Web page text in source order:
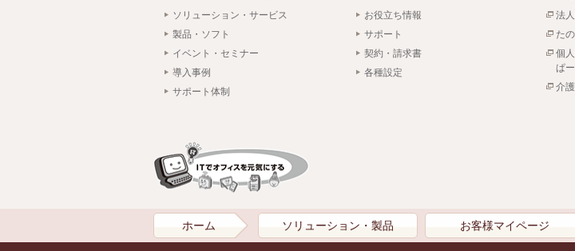
ソリューション・サービス
製品・ソフト
イベント・セミナー
導入事例
サポート体制
お役立ち情報
サポート
契約・請求書
各種設定
法
た
個
ぱ
介
ホーム ソリューション・製品 お客様マイページ